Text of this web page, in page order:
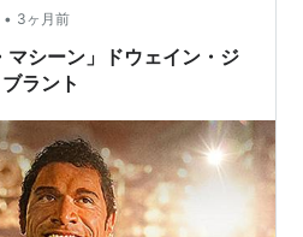
籍。
• 3ヶ月前
マシーン」ドウェイン・ジ
ラント